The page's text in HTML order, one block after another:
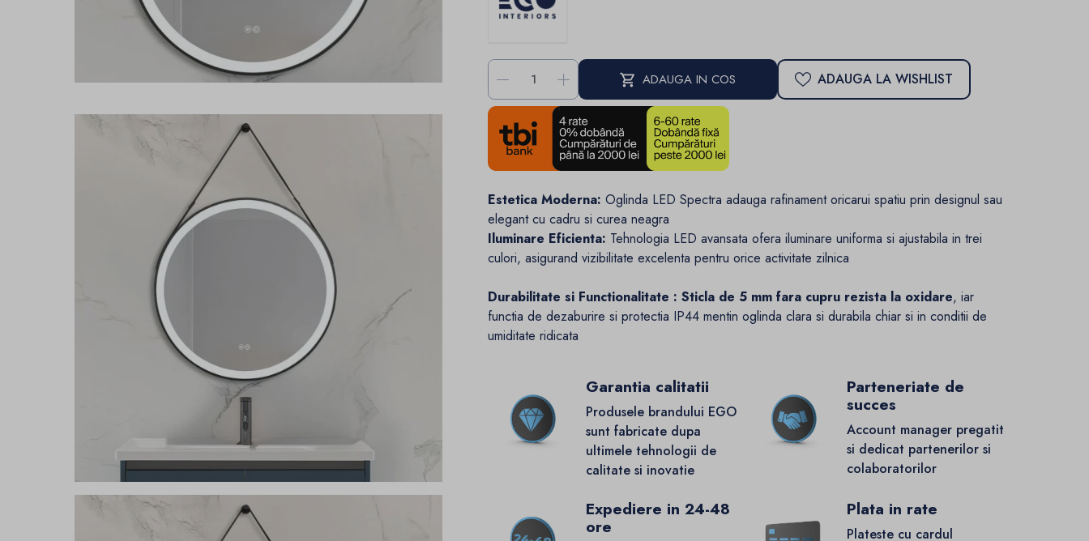
- + ADAUGA IN COS ADAUGA LA WISHLIST
Estetica Moderna: Oglinda LED Spectra adauga rafinament oricarui spatiu prin designul sau
elegant cu cadru si curea neagra
Iluminare Eficienta: Tehnologia LED avansata ofera iluminare uniforma si ajustabila in trei
culori, asigurand vizibilitate excelenta pentru orice activitate zilnica
Durabilitate si Functionalitate : Sticla de 5 mm fara cupru rezista la oxidare, iar
functia de dezaburire si protectia IP44 mentin oglinda clara si durabila chiar si in conditii de
umiditate ridicata
Garantia calitatii
Produsele brandului EGO
sunt fabricate dupa
ultimele tehnologii de
calitate si inovatie
Parteneriate de
succes
Account manager pregatit
si dedicat partenerilor si
colaboratorilor
Expediere in 24-48
ore
Plata in rate
Plateste cu cardul